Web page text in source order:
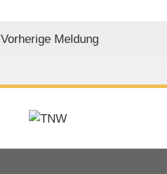
Vorherige Meldung